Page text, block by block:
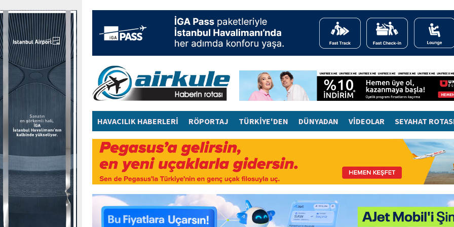
HAVACILIK HABERLERİ RÖPORTAJ TÜRKİYE'DEN DÜNYADAN VİDEOLAR SEYAHAT